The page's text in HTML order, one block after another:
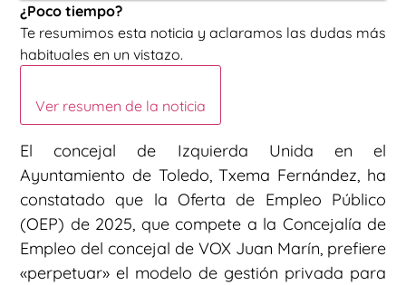
¿Poco tiempo?
Te resumimos esta noticia y aclaramos las dudas más
habituales en un vistazo.
Ver resumen de la noticia
El concejal de Izquierda Unida en el
Ayuntamiento de Toledo, Txema Fernández, ha
constatado que la Oferta de Empleo Público
(OEP) de 2025, que compete a la Concejalía de
Empleo del concejal de VOX Juan Marín, prefiere
«perpetuar» el modelo de gestión privada para